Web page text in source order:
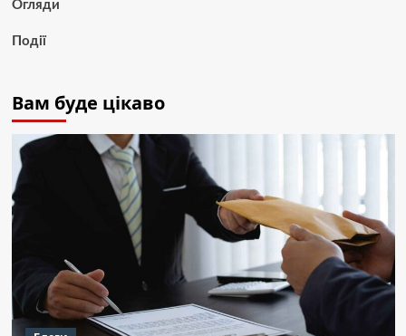
Огляди
Події
Вам буде цікаво